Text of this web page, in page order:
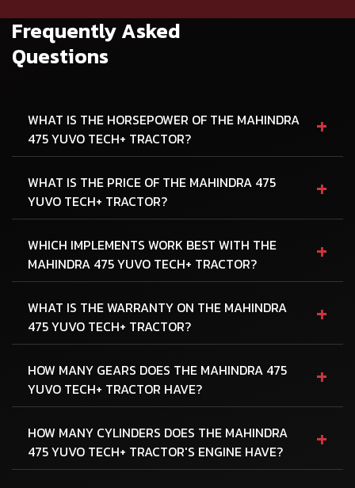
Frequently Asked
Questions
WHAT IS THE HORSEPOWER OF THE MAHINDRA
475 YUVO TECH+ TRACTOR?
+
WHAT IS THE PRICE OF THE MAHINDRA 475
YUVO TECH+ TRACTOR?
+
WHICH IMPLEMENTS WORK BEST WITH THE
MAHINDRA 475 YUVO TECH+ TRACTOR?
+
WHAT IS THE WARRANTY ON THE MAHINDRA
475 YUVO TECH+ TRACTOR?
+
HOW MANY GEARS DOES THE MAHINDRA 475
YUVO TECH+ TRACTOR HAVE?
+
HOW MANY CYLINDERS DOES THE MAHINDRA
475 YUVO TECH+ TRACTOR'S ENGINE HAVE?
+